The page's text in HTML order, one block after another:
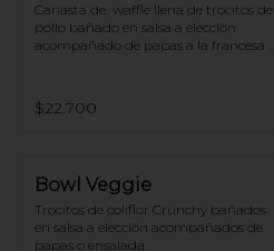
Canasta de  waffle llena de trocitos de
pollo bañado en salsa a elección
acompañado de papas a la francesa o
$22.700
Bowl Veggie
Trocitos de coliflor Crunchy bañados
en salsa a elección acompañados de
papas o ensalada.